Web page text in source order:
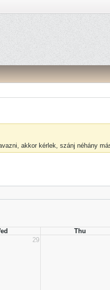
akkor kérlek, szánj néhány
Thu
29